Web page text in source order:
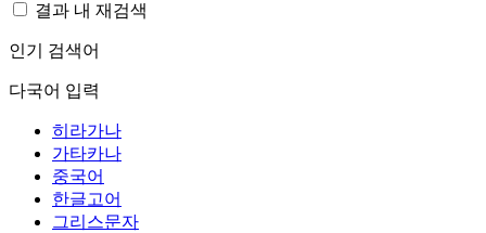
결과 내 재검색
인기 검색어
다국어 입력
히라가나
가타카나
중국어
한글고어
그리스문자